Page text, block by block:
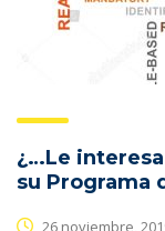
¿…Le
su Programa
26 noviembre,